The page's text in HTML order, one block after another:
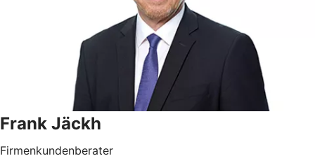
Frank Jäckh
Firmenkundenberater